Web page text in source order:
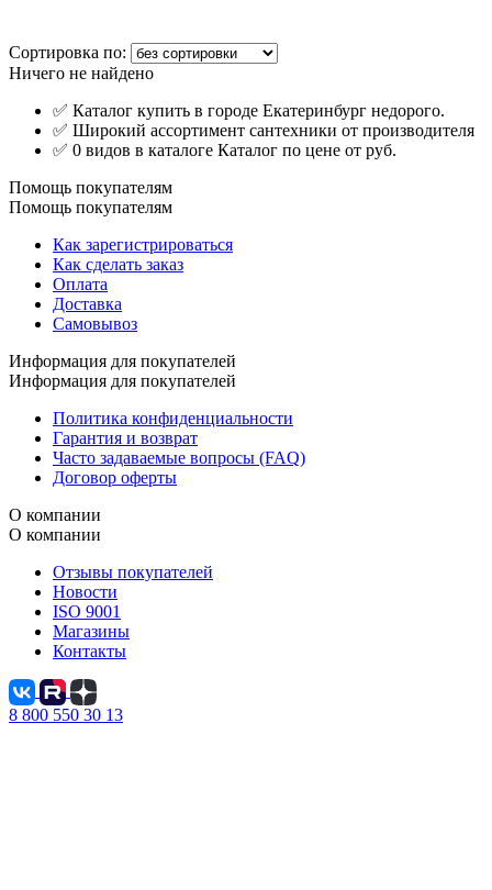
Сортировка по:
Ничего не найдено
✅ Каталог купить в городе Екатеринбург недорого.
✅ Широкий ассортимент сантехники от производителя
✅ 0 видов в каталоге Каталог по цене от руб.
Помощь покупателям
Помощь покупателям
Как зарегистрироваться
Как сделать заказ
Оплата
Доставка
Самовывоз
Информация для покупателей
Информация для покупателей
Политика конфиденциальности
Гарантия и возврат
Часто задаваемые вопросы (FAQ)
Договор оферты
О компании
О компании
Отзывы покупателей
Новости
ISO 9001
Магазины
Контакты
8 800 550 30 13